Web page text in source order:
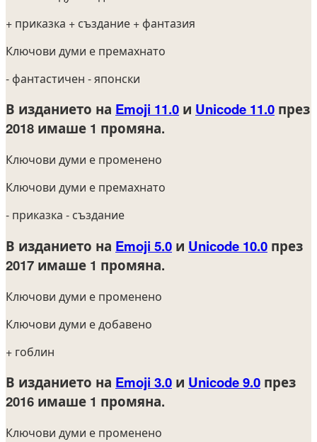
+ приказка + създание + фантазия
Ключови думи е премахнато
- фантастичен - японски
В изданието на Emoji 11.0 и Unicode 11.0 през
2018 имаше 1 промяна.
Ключови думи е променено
Ключови думи е премахнато
- приказка - създание
В изданието на Emoji 5.0 и Unicode 10.0 през
2017 имаше 1 промяна.
Ключови думи е променено
Ключови думи е добавено
+ гоблин
В изданието на Emoji 3.0 и Unicode 9.0 през
2016 имаше 1 промяна.
Ключови думи е променено